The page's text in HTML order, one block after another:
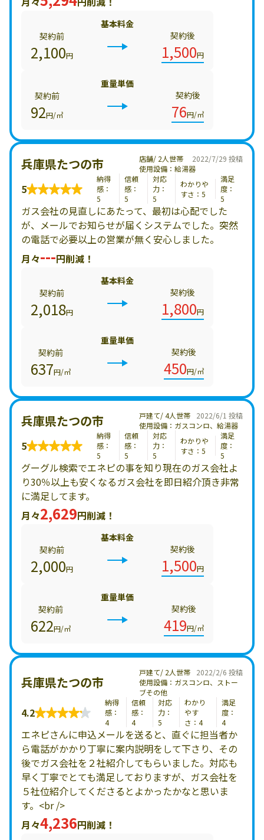
基本料金
契約前
2,100円
契約後
1,500円
重量単価
契約前
92円/㎥
契約後
76円/㎥
2022/7/29 投稿
兵庫県たつの市
店舗/ 2人世帯
使用設備：給湯器
5
納得
感：
5
信頼
感：
5
対応
力：
5
わかりや
すさ：5
満足
度：
5
ガス会社の見直しにあたって、最初は心配でした
が、メールでお知らせが届くシステムでした。突然
の電話で必要以上の営業が無く安心しました。
月々---円削減！
基本料金
契約前
2,018円
契約後
1,800円
重量単価
契約前
637円/㎥
契約後
450円/㎥
2022/6/1 投稿
兵庫県たつの市
戸建て/ 4人世帯
使用設備：ガスコンロ、給湯器
5
納得
感：
5
信頼
感：
5
対応
力：
5
わかりや
すさ：5
満足
度：
5
グーグル検索でエネピの事を知り現在のガス会社よ
り30％以上も安くなるガス会社を即日紹介頂き非常
に満足してます。
月々2,629円削減！
基本料金
契約前
2,000円
契約後
1,500円
重量単価
契約前
622円/㎥
契約後
419円/㎥
2022/2/6 投稿
兵庫県たつの市
戸建て/ 2人世帯
使用設備：ガスコンロ、ストー
ブその他
4.2
納得
感：
4
信頼
感：
4
対応
力：
5
わかり
やす
さ：4
満足
度：
4
エネピさんに申込メールを送ると、直ぐに担当者か
ら電話がかかり丁寧に案内説明をして下さり、その
後でガス会社を２社紹介してもらいました。対応も
早く丁寧でとても満足しておりますが、ガス会社を
５社位紹介してくださるとよかったかなと思いま
す。<br />
月々4,236円削減！